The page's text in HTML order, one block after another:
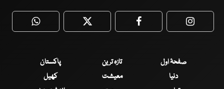
WhatsApp Twitter Facebook
صفحۂ اول تازہ ترین
پاکستان
دنیا
معیشت
کھیل